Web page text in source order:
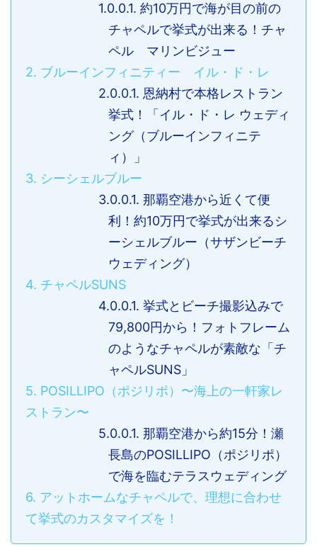
1.0.0.1. 約10万円で海が目の前の
チャペルで挙式が出来る！チャ
ペル マリンビジュー
2. ブルーインフィニティー イル・ド・レ
2.0.0.1. 恩納村で本格レストラン
挙式！「イル・ド・レ ウェディ
ング（ブルーインフィニテ
ィ）」
3. シーシェルブルー
3.0.0.1. 那覇空港から近くて便
利！約10万円で挙式が出来るシ
ーシェルブルー（サザンビーチ
ウェディング）
4. チャペルSUNS
4.0.0.1. 挙式とビーチ撮影込みで
79,800円から！フォトフレーム
のようなチャペルが素敵な「チ
ャペルSUNS」
5. POSILLIPO（ポジリポ）〜海上の一軒家レ
ストラン〜
5.0.0.1. 那覇空港から約15分！瀬
長島のPOSILLIPO（ポジリポ）
で海を臨むテラスウェディング
6. アットホームなチャペルで、理想に合わせ
て挙式のカスタマイズを！